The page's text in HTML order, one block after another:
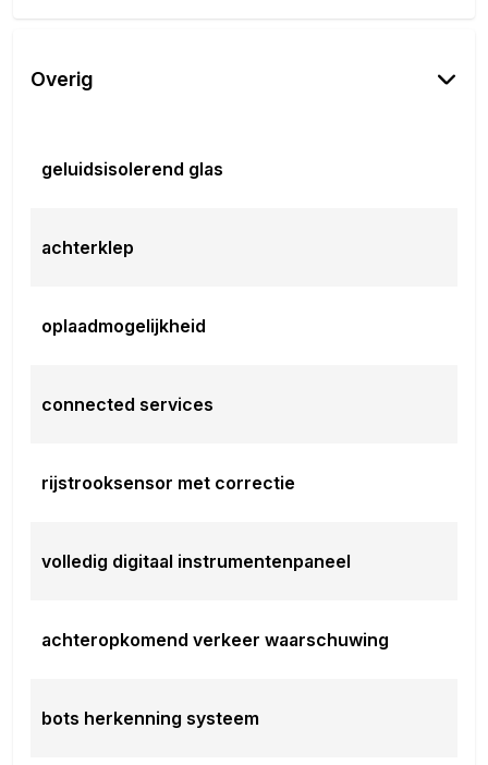
Overig
geluidsisolerend glas
achterklep
oplaadmogelijkheid
connected services
rijstrooksensor met correctie
volledig digitaal instrumentenpaneel
achteropkomend verkeer waarschuwing
bots herkenning systeem